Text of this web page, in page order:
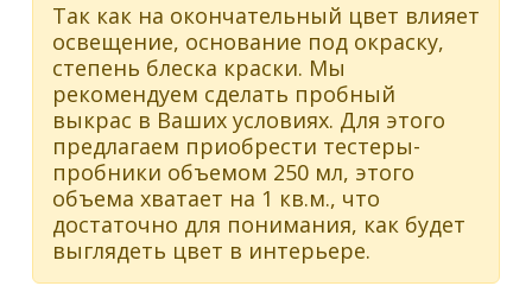
Так как на окончательный цвет влияет
освещение, основание под окраску,
степень блеска краски. Мы
рекомендуем сделать пробный
выкрас в Ваших условиях. Для этого
предлагаем приобрести тестеры-
пробники объемом 250 мл, этого
объема хватает на 1 кв.м., что
достаточно для понимания, как будет
выглядеть цвет в интерьере.